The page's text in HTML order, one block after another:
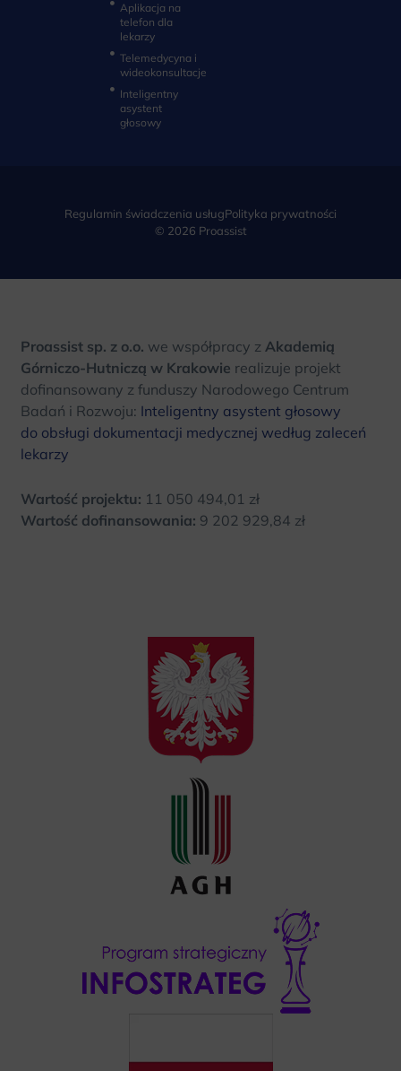
Aplikacja na
telefon dla
lekarzy
Telemedycyna i
wideokonsultacje‎
Inteligentny
asystent
głosowy
Regulamin świadczenia usługPolityka prywatności
© 2026 Proassist
Proassist sp. z o.o. we współpracy z Akademią
Górniczo-Hutniczą w Krakowie realizuje projekt
dofinansowany z funduszy Narodowego Centrum
Badań i Rozwoju: Inteligentny asystent głosowy
do obsługi dokumentacji medycznej według zaleceń
lekarzy
Wartość projektu: 11 050 494,01 zł
Wartość dofinansowania: 9 202 929,84 zł